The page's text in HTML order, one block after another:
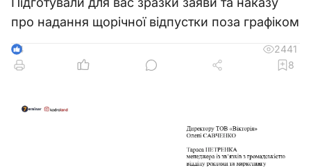
про надання щорічної відпустки поза графіком
4
2441
8